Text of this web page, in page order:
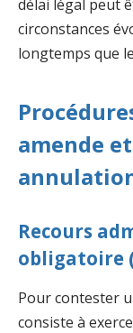
délai légal peut
circonstances
longtemps que
amende
Recours
obligatoire
Pour contester
consiste à